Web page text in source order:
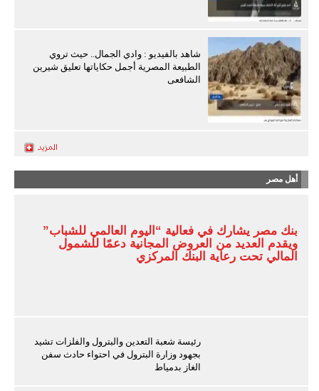
شاهد بالفيديو : وادي الجمال.. حيث تروي
الطبيعة المصرية أجمل حكاياتها تعليق شيرين
الشافعى
أهل مصر
بنك مصر يشارك في فعالية “اليوم العالمي للشباب”
ويقدم العديد من العروض المجانية دعمًا للشمول
المالي تحت رعاية البنك المركزي
رئيسة شعبة التعدين والبترول والفلزات تشيد
بجهود وزارة البترول في احتواء حادث سفن
الغاز بدمياط